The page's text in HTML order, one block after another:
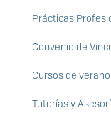
Prácticas
Convenio de
Cursos de verano
Tutorías y